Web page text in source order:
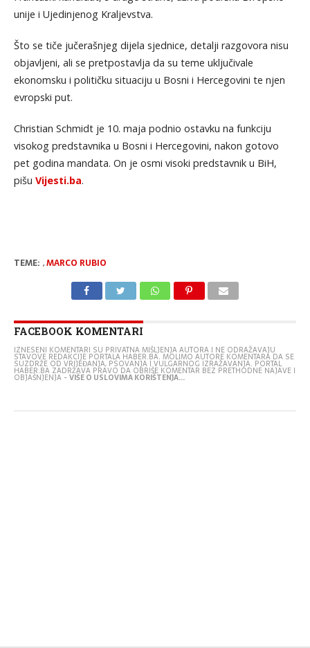
unije i Ujedinjenog Kraljevstva.
Što se tiče jučerašnjeg dijela sjednice, detalji razgovora nisu
objavljeni, ali se pretpostavlja da su teme uključivale
ekonomsku i političku situaciju u Bosni i Hercegovini te njen
evropski put.
Christian Schmidt je 10. maja podnio ostavku na funkciju
visokog predstavnika u Bosni i Hercegovini, nakon gotovo
pet godina mandata. On je osmi visoki predstavnik u BiH,
pišu Vijesti.ba.
TEME: ,MARCO RUBIO
FACEBOOK KOMENTARI
IZNESENI KOMENTARI SU PRIVATNA MIŠLJENJA AUTORA I NE ODRAŽAVAJU
STAVOVE REDAKCIJE PORTALA HABER.BA. MOLIMO AUTORE KOMENTARA DA SE
SUZDRŽE OD VRIJEĐANJA, PSOVANJA I VULGARNOG IZRAŽAVANJA. PORTAL
HABER.BA ZADRŽAVA PRAVO DA OBRIŠE KOMENTAR BEZ PRETHODNE NAJAVE I
OBJAŠNJENJA -VIŠE O USLOVIMA KORIŠTENJA...